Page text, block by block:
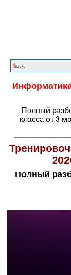
Полный
класса от 3
Полный